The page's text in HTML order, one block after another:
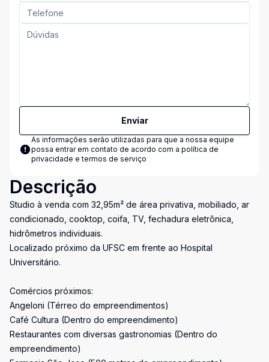
Enviar
As informações serão utilizadas para que a nossa equipe
possa entrar em contato de acordo com a política de
privacidade e termos de serviço
Descrição
Studio à venda com 32,95m² de área privativa, mobiliado, ar
condicionado, cooktop, coifa, TV, fechadura eletrônica,
hidrômetros individuais.
Localizado próximo da UFSC em frente ao Hospital
Universitário.
Comércios próximos:
Angeloni (Térreo do empreendimentos)
Café Cultura (Dentro do empreendimento)
Restaurantes com diversas gastronomias (Dentro do
empreendimento)